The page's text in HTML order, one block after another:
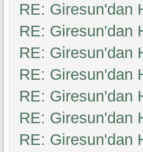
RE: Giresun'dan
RE: Giresun'dan
RE: Giresun'dan
RE: Giresun'dan
RE: Giresun'dan
RE: Giresun'dan
RE: Giresun'dan